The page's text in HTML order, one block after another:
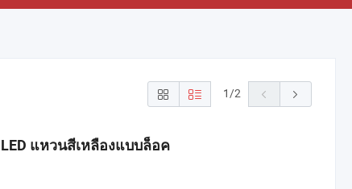
1/2
แหวนสีเหลืองแบบล็อค